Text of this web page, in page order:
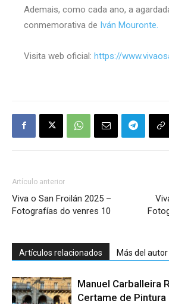
Ademais, como cada ano, a
conmemorativa de Iván Mouronte.
Visita web oficial: https://
Artículo anterior
Viva o San Froilán 2025 –
Fotografías do venres 10
Artículos relacionados Más del autor
Manuel Carballeira
Certame de